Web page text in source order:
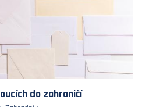
do zahraničí